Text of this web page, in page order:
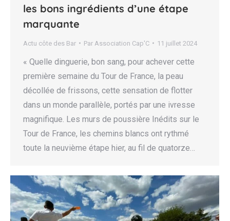
les bons ingrédients d’une étape
marquante
Actu côte des Bar Par Association Cap'C 11 juillet 2024
« Quelle dinguerie, bon sang, pour achever cette
première semaine du Tour de France, la peau
décollée de frissons, cette sensation de flotter
dans un monde parallèle, portés par une ivresse
magnifique. Les murs de poussière Inédits sur le
Tour de France, les chemins blancs ont rythmé
toute la neuvième étape hier, au fil de quatorze…